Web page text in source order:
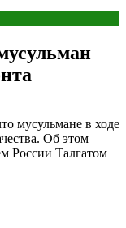
мусульмане в ходе
Об этом
России Талгатом